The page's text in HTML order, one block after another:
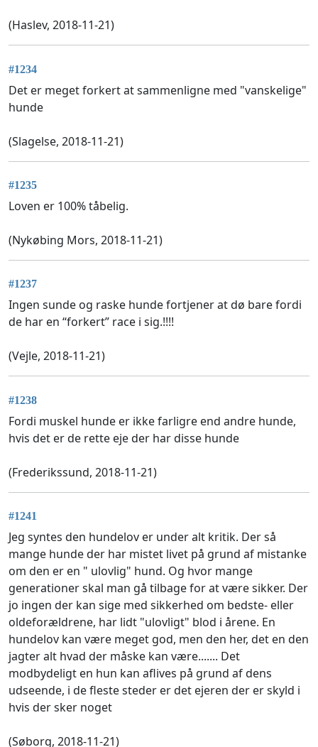
(Haslev, 2018-11-21)
#1234
Det er meget forkert at sammenligne med "vanskelige"
hunde
(Slagelse, 2018-11-21)
#1235
Loven er 100% tåbelig.
(Nykøbing Mors, 2018-11-21)
#1237
Ingen sunde og raske hunde fortjener at dø bare fordi
de har en “forkert” race i sig.!!!!
(Vejle, 2018-11-21)
#1238
Fordi muskel hunde er ikke farligre end andre hunde,
hvis det er de rette eje der har disse hunde
(Frederikssund, 2018-11-21)
#1241
Jeg syntes den hundelov er under alt kritik. Der så
mange hunde der har mistet livet på grund af mistanke
om den er en " ulovlig" hund. Og hvor mange
generationer skal man gå tilbage for at være sikker. Der
jo ingen der kan sige med sikkerhed om bedste- eller
oldeforældrene, har lidt "ulovligt" blod i årene. En
hundelov kan være meget god, men den her, det en den
jagter alt hvad der måske kan være....... Det
modbydeligt en hun kan aflives på grund af dens
udseende, i de fleste steder er det ejeren der er skyld i
hvis der sker noget
(Søborg, 2018-11-21)